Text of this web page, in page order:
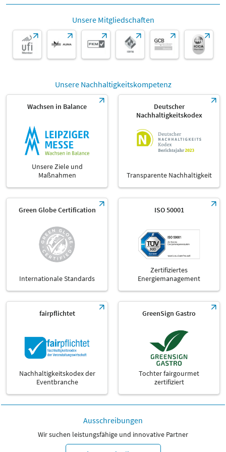
Unsere Mitgliedschaften
Unsere Nachhaltigkeitskompetenz
Wachsen in Balance
Unsere Ziele und
Maßnahmen
Deutscher
Nachhaltigkeitskodex
Transparente Nachhaltigkeit
Green Globe Certification
Internationale Standards
ISO 50001
Zertifiziertes
Energiemanagement
fairpflichtet
Nachhaltigkeitskodex der
Eventbranche
GreenSign Gastro
Tochter fairgourmet
zertifiziert
Ausschreibungen
Wir suchen leistungsfähige und innovative Partner